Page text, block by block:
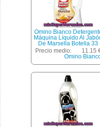
Omino Bianco
Máquina Líquido Al
De Marsella Botella 33
Dosis + 17 Gratis
Precio medio:
11.15
Omino